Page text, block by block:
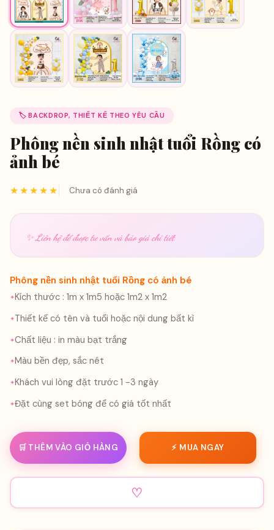
🏷️ BACKDROP, THIẾT KẾ THEO YÊU CẦU
Phông nền sinh nhật tuổi Rồng có
ảnh bé
★★★★★ Chưa có đánh giá
✨ Liên hệ để được tư vấn và báo giá chi tiết
Phông nền sinh nhật tuổi Rồng có ảnh bé
Kích thước : 1m x 1m5 hoặc 1m2 x 1m2
Thiết kế có tên và tuổi hoặc nội dung bất kì
Chất liệu : in màu bạt trắng
Màu bền đẹp, sắc nét
Khách vui lòng đặt trước 1 -3 ngày
Đặt cùng set bóng để có giá tốt nhất
🛒 THÊM VÀO GIỎ HÀNG ⚡ MUA NGAY
♡